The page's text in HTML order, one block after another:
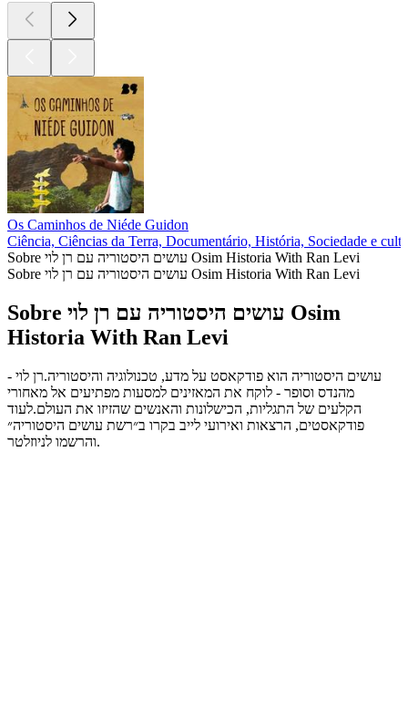
Os Caminhos de Niéde Guidon
Ciência, Ciências da Terra, Documentário, História, Sociedade e
Sobre עושים היסטוריה עם רן לוי Osim Historia With Ran Levi
Sobre עושים היסטוריה עם רן לוי Osim Historia With Ran Levi
Sobre עושים היסטוריה עם רן לוי Osim
Historia With Ran Levi
עושים היסטוריה הוא פודקאסט על מדע, טכנולוגיה והיסטוריה.רן לוי -
מהנדס וסופר - לוקח את המאזינים למסעות מפתיעים אל מאחורי
הקלעים של התגליות, הכישלונות והאנשים שהזיזו את העולם.לעוד
פודקאסטים, הרצאות ואירועי לייב בקרו ב״רשת עושים היסטוריה״
והרשמו לניוזלטר.